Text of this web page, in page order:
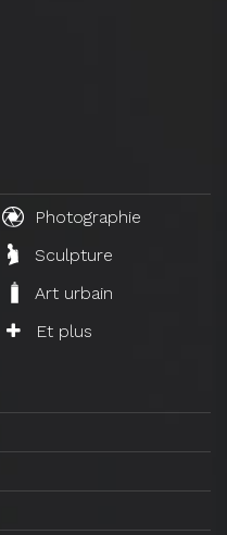
Photographie
Sculpture
Art urbain
Et plus